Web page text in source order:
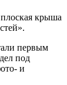
крыша
первым
под
и